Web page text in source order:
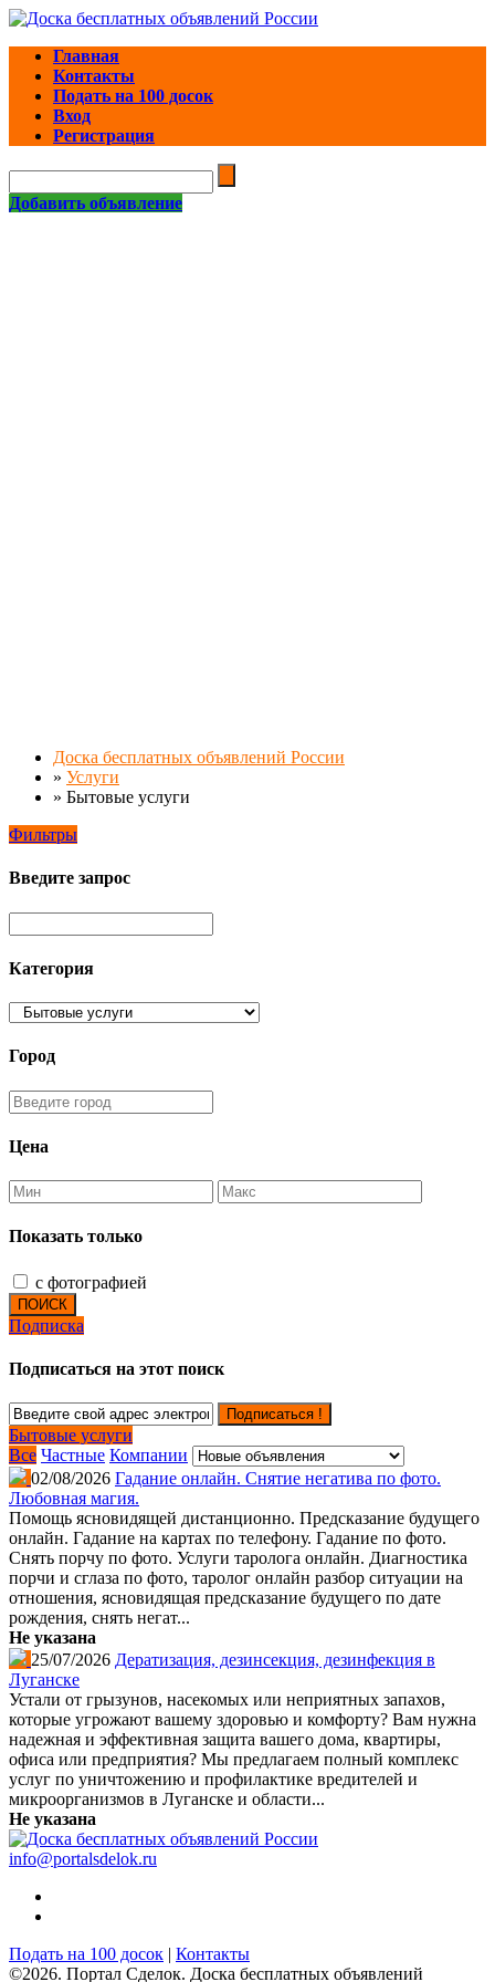
Главная
Контакты
Подать на 100 досок
Вход
Регистрация
Добавить объявление
Доска бесплатных объявлений России
» Услуги
» Бытовые услуги
Фильтры
Введите запрос
Категория
Город
Цена
Показать только
с фотографией
ПОИСК
Подписка
Подписаться на этот поиск
Подписаться !
Бытовые услуги
Все Частные Компании
02/08/2026 Гадание онлайн. Снятие негатива по фото.
Любовная магия.
Помощь ясновидящей дистанционно. Предсказание будущего
онлайн. Гадание на картах по телефону. Гадание по фото.
Снять порчу по фото. Услуги таролога онлайн. Диагностика
порчи и сглаза по фото, таролог онлайн разбор ситуации на
отношения, ясновидящая предсказание будущего по дате
рождения, снять негат...
Не указана
25/07/2026 Дератизация, дезинсекция, дезинфекция в
Луганске
Устали от грызунов, насекомых или неприятных запахов,
которые угрожают вашему здоровью и комфорту? Вам нужна
надежная и эффективная защита вашего дома, квартиры,
офиса или предприятия? Мы предлагаем полный комплекс
услуг по уничтожению и профилактике вредителей и
микроорганизмов в Луганске и области...
Не указана
info@portalsdelok.ru
Подать на 100 досок | Контакты
©2026. Портал Сделок. Доска бесплатных объявлений